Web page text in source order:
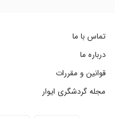
تماس با ما
درباره ما
قوانین و مقررات
مجله گردشگری ایوار